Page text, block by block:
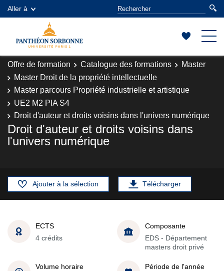
Aller à
Offre de formation Catalogue des formations
Master
Master Droit de la propriété intellectuelle
Master parcours Propriété industrielle et artistique
UE2 M2 PIA S4
Droit d'auteur et droits voisins dans l'univers numérique
Droit d'auteur et droits voisins dans
l'univers numérique
Ajouter à la sélection Télécharger
ECTS
4 crédits
Composante
EDS - Département
masters droit privé
Volume horaire
Période de l'année